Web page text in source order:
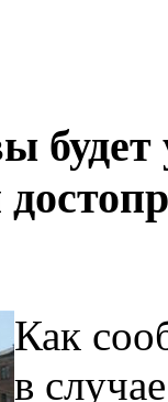
будет
Как
в